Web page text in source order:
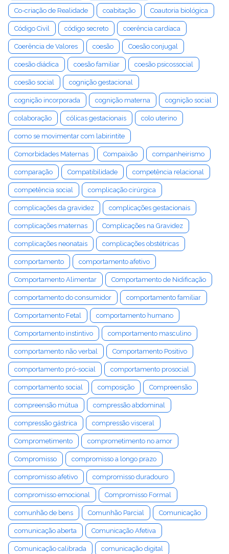
Co-criação de Realidade coabitação Coautoria biológica
Código Civil código secreto coerência cardíaca
Coerência de Valores coesão Coesão conjugal
coesão diádica coesão familiar coesão psicossocial
coesão social cognição gestacional
cognição incorporada cognição materna cognição social
colaboração cólicas gestacionais colo uterino
como se movimentar com labirintite
Comorbidades Maternas Compaixão companheirismo
comparação Compatibilidade competência relacional
competência social complicação cirúrgica
complicações da gravidez complicações gestacionais
complicações maternas Complicações na Gravidez
complicações neonatais complicações obstétricas
comportamento comportamento afetivo
Comportamento Alimentar Comportamento de Nidificação
comportamento do consumidor comportamento familiar
Comportamento Fetal comportamento humano
Comportamento instintivo comportamento masculino
comportamento não verbal Comportamento Positivo
comportamento pró-social comportamento prosocial
comportamento social composição Compreensão
compreensão mútua compressão abdominal
compressão gástrica compressão visceral
Comprometimento comprometimento no amor
Compromisso compromisso a longo prazo
compromisso afetivo compromisso duradouro
compromisso emocional Compromisso Formal
comunhão de bens Comunhão Parcial Comunicação
comunicação aberta Comunicação Afetiva
Comunicação calibrada comunicação digital